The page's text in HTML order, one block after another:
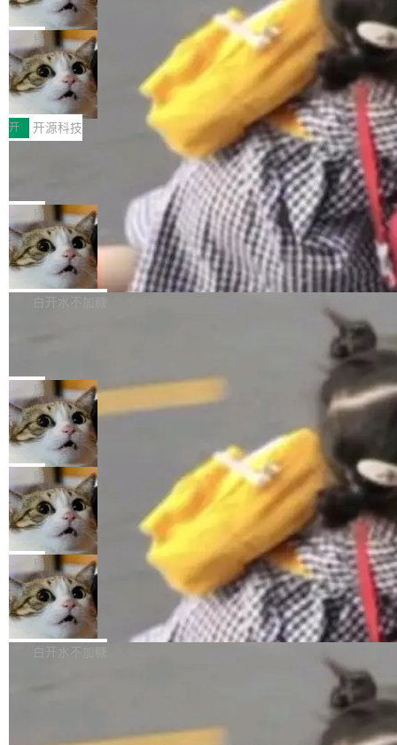
（<a href="https://bugzilla.mozilla.org/show_
bug.cgi?id=204...
orkers 跑了十年 Isolate。用 CEO Matthew Pri
nce 的话说：「我们一生都在用 Isolate 运行代
码，而 AI Agent 不需要容器，它们需要的是 Iso
late。」 容器为什么不合适 容器的问题在于启动
和销毁都太重了。一个 Agent 要执行的任务可能
只需要几毫秒的 CPU 时间，但容器从冷启动到
就绪要花数秒。如果未来有十...
诉讼，称“Apple is getting this wron
g”
上个月，苹果一纸诉状把 OpenAI 告上法庭，指
控其挖角苹果前员工并窃取商业秘密。苹果的诉
状把 OpenAI 描述成一个系统性地从前东家挖
人、套取机密信息的对手。 OpenAI 没发律师
函，也没选择庭外沉默。它在官网贴了一篇博
文，标题只有六个字：Apple is getting this wro
ng。 然后，它把邮件往来和 iMessage 聊天记
录全贴了出来。 他发错人了 苹果外部律师 Gabr
iel Gross 来自 Weil 律所，2 月 23 日下午 5:53
给 OpenAI 总法律顾问 Che Chang 发了封邮
件，附了一封长信，要求 OpenAI 配合调查前苹
果员工带走机密信...
局
HUAWEI MatePad Edge上架WorkBu
ddy鸿蒙PC版，说话就能干活的AI办公
搭子
全能AI工作台WorkBuddy鸿蒙PC版上架HUAWE
I MatePad Edge应用市场，直接下载即可使
用，与鸿蒙电脑上的体验一致。值得一提的是，
这是目前市面上唯一支持平板接入WorkBuddy P
C版的产品，搭载“人机双写”重磅功能——你写
你的，AI写AI的，同屏协作互不干扰。一句话让
AI帮你干活，现在开启全新体验！ 温馨提示：
体验WorkBuddy鸿蒙PC版前，请将 HUAWEI M
atePad Edge 升级至 HarmonyOS 6.1.0.135S
P9 patch03及以上版本。 *升级路径：设置 > 搜
开 开源科技
FFmpeg 9.0 发布：代号“Lei”，以此纪
全球知名开源多媒体框架 FFmpeg 今天正式发
布了 9.0 版本。这个版本除了带来新一代音视频
处理能力和硬件加速支持之外，还有一个特殊之
处：FFmpeg 9.0 的代号是“Lei”。 这个名字，
来自中国开发者雷霄骅（Lei Xiaohua）。 对于
很多中国音视频开发者而言，这个名字并不陌
“启蒙老师”。 而今年，恰好是雷霄骅离世十周
年。FFmpeg 社区最终选择用一个大版本的名
字，留下了这份纪念。 雷霄骅曾是中国传媒大学
数字电视技术方向的博士生，长期从事视频、音
频技...
局
亚马逊成本失控：AI 写代码烧掉 1215
万元，超预算 860%
外媒近日曝光了亚马逊的多份内部报告显示，AI
导致公司在多个项目上超支。《金融时报》报道
编写程序，目标是完成电商平台作者信息与商品
列表的数据匹配 —— 一项常规的数据处理任
务，最终却产生了 180 万美元的账单，实际支出
超出原定预算 860%。 更令人意外的是，该项目
最终并未成功落地，而高额算力消耗持续运行长
达 5 个月，公司直到财务对账时才察觉异常。这
意味着一个无人看管的 AI 程序，在近半年时间
里日夜不停地"烧钱"。 复盘显示，...
白开水不加糖
e CEO Clément Delangue 在 CNBC 的采访里
没有拐弯抹角。他说中国正在赢得 AI 竞赛，而
且按目前的速度，中国 AI 工具预计在今年底或
2027 年就能追上美国前沿实验室的水平。 Dela
ngue 把原因归结为一件事：开放协作。中国的
AI 开发者在一个共享和协作的生态里加速迭代，
而美国模型厂商在"闭门造车"。他的原话是 "buil
ding in silos"——各自为战，互不通气。 这个判
断从他嘴里说出来分量不同。Hugging Face 是
全球最大的开源 AI 平台，上面跑着上百万个模
型。谁在开源赛道上领先，...
局
当 AI agent 把源码变成了最好的扩展系
统，开发者工具必须开源
五年前，David Crawshaw 问过很多软件工程师
一个问题：你写过什么给自己用的程序？答案几
乎都是没有。工程师们整天用别人写的程序写程
序给别人用。偶尔有人自己写个博客系统、智能
家居控制、家庭实验室，都算稀奇事。 Crawsh
aw 是 Shelley 的作者，一个开源 AI coding age
nt。他最近在博客上写了一篇文章，核心论点很
简单：开发者工具必须开源。 理由不是传统的自
由软件情怀，而是一个跟 AI agent 直接相关的
技术判断。 两行 prompt 就能个性化任何软件 C
局
DeepSeek Harness 宣布内测邀请，全
网最大规模开源 Agent 路演现场诞生
一条内测招募帖，发出去的时候大概没人想到它
会变成一场开源 Agent 生态的路演。 8月1日，
DeepSeek Harness 团队负责人崔添翼（tiany
i）在 X 上发帖： 「如果你是 Agent Harness 相
关开源项目的开发者，希望参加 DeepSeek Har
ness 的内测，可以回复或私信联系我。请附上
Harness 负责把能力落到真实环境中——调用工
局
商汤 SenseNova U1.5-Lite-Preview
开源
商汤科技宣布面向社区开源轻量级统一多模态模
型的预览版本 SenseNova U1.5-Lite-Preview。
理解、推理、生成与编辑，还仅以 8B-MoT 的轻
白开水不加糖